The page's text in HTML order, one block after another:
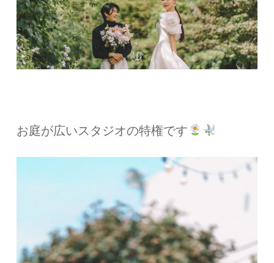
お庭が広いスタジオの特権です